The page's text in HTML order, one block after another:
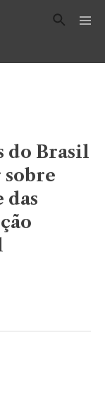
do Brasil
sobre